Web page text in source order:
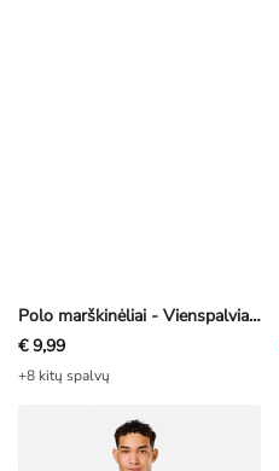
Polo marškinėliai - Vienspalviai - žalsvai gelsva
€ 9,99
+8 kitų spalvų